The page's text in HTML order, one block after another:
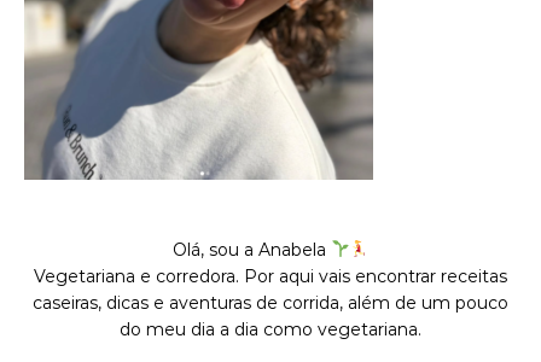
Olá, sou a Anabela
Vegetariana e corredora. Por aqui vais encontrar receitas
caseiras, dicas e aventuras de corrida, além de um pouco
do meu dia a dia como vegetariana.